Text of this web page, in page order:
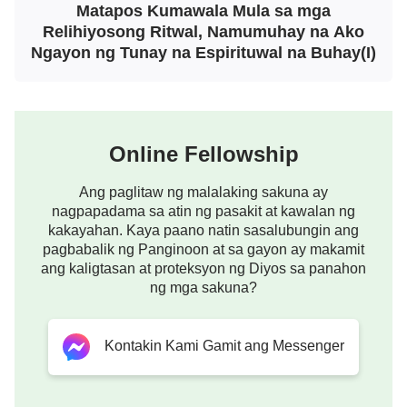
pananaw at imahinasyon, na taliwas sakalooban ng
Diyos. Tingnan ang mga Fariseo sa Kapanahunan
ng Kautusan: Dahil hindi alam ang mga prinsipyo ng
kinondena nila ang gawain ng Panginoong Hesus
at sa huli ay pinuksa ng Banal na Espiritu.
Gayunman, ang mga disipulo ng Panginoon ay
nakalayo mula sa mga batas at kautusan at
namuhay na kaharap ang Panginoon. Kaya kung
mananatili akong nakakapit sa lumang gawain ng
Diyos, magiging isa akong modernong Fariseo na
tumatanggi sa gawain ng Diyos. Naiintindihan ito,
determinado akong isantabi lahat ng mga
relihiyosong kautusan at ritwal.
Matapos Kumawala Mula sa mga
Relihiyosong Ritwal, Namumuhay na Ako
Ngayon ng Tunay na Espirituwal na Buhay(I)
Online Fellowship
Ang paglitaw ng malalaking sakuna ay
nagpapadama sa atin ng pasakit at kawalan ng
kakayahan. Kaya paano natin sasalubungin ang
pagbabalik ng Panginoon at sa gayon ay makamit
ang kaligtasan at proteksyon ng Diyos sa panahon
ng mga sakuna?
Kontakin Kami Gamit ang Messenger